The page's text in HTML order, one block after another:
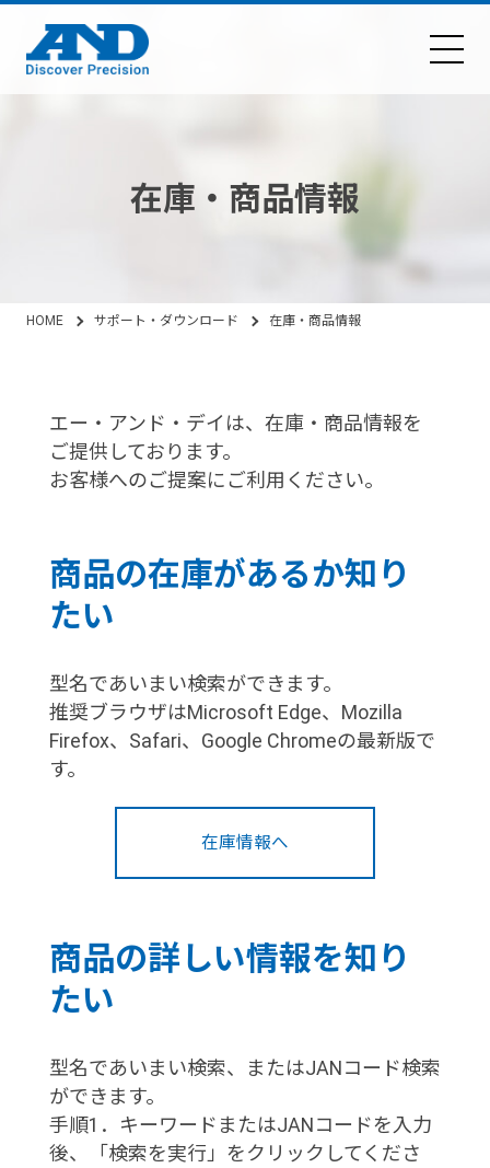
在庫・商品情報
HOME サポート・ダウンロード 在庫・商品情報
エー・アンド・デイは、在庫・商品情報を
ご提供しております。
お客様へのご提案にご利用ください。
商品の在庫があるか知り
たい
型名であいまい検索ができます。
推奨ブラウザはMicrosoft Edge、Mozilla
Firefox、Safari、Google Chromeの最新版で
す。
在庫情報へ
商品の詳しい情報を知り
たい
型名であいまい検索、またはJANコード検索
ができます。
手順1．キーワードまたはJANコードを入力
後、「検索を実行」をクリックしてくださ